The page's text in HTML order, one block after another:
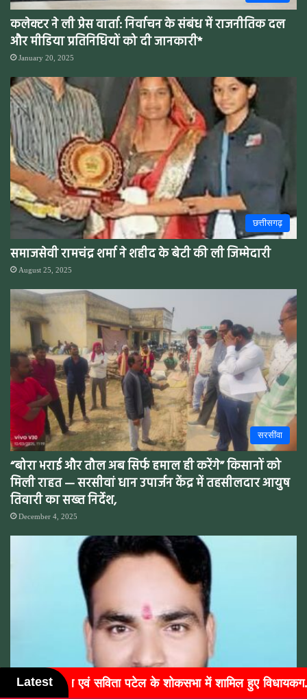
कलेक्टर ने ली प्रेस वार्ता: निर्वाचन के संबंध में राजनीतिक दल
और मीडिया प्रतिनिधियों को दी जानकारी*
January 20, 2025
छत्तीसगढ़
समाजसेवी रामचंद्र शर्मा ने शहीद के बेटी की ली जिम्मेदारी
August 25, 2025
सरसींवा
“बोरा भराई और तौल अब सिर्फ हमाल ही करेंगे” किसानों को
मिली राहत — सरसीवां धान उपार्जन केंद्र में तहसीलदार आयुष
तिवारी का सख्त निर्देश,
December 4, 2025
Latest
हुए विधायकग... बुजुर्गों के चेहरों पर लौटी मुस्कान, वक्ता